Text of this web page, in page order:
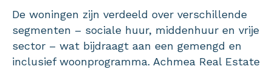
De woningen zijn verdeeld over verschillende
segmenten – sociale huur, middenhuur en vrije
sector – wat bijdraagt aan een gemengd en
inclusief woonprogramma. Achmea Real Estate